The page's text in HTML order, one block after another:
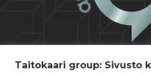
Taitokaari group: Sivusto